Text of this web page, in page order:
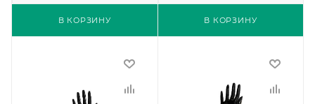
В КОРЗИНУ В КОРЗИНУ